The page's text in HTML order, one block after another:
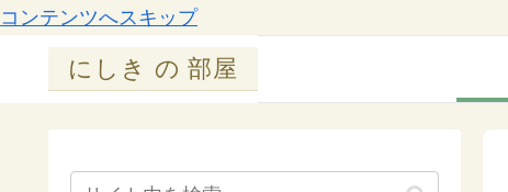
コンテンツへスキップ
にしき の 部屋